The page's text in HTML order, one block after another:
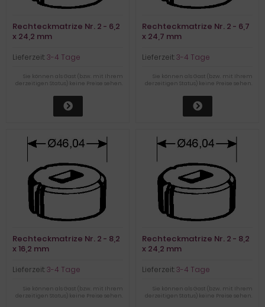
Rechteckmatrize Nr. 2 - 6,2
x 24,2 mm
Lieferzeit:3-4 Tage
Sie können als Gast (bzw. mit Ihrem
derzeitigen Status) keine Preise sehen.
Rechteckmatrize Nr. 2 - 6,7
x 24,7 mm
Lieferzeit:3-4 Tage
Sie können als Gast (bzw. mit Ihrem
derzeitigen Status) keine Preise sehen.
Rechteckmatrize Nr. 2 - 8,2
x 16,2 mm
Lieferzeit:3-4 Tage
Sie können als Gast (bzw. mit Ihrem
derzeitigen Status) keine Preise sehen.
Rechteckmatrize Nr. 2 - 8,2
x 24,2 mm
Lieferzeit:3-4 Tage
Sie können als Gast (bzw. mit Ihrem
derzeitigen Status) keine Preise sehen.